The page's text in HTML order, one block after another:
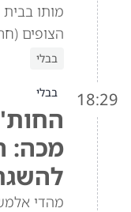
מותו
הצופים
בבלי
18:29 בבלי
מכה:
מהדי